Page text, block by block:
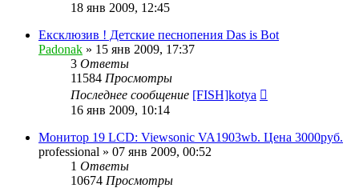
18 янв 2009, 12:45
Ексклюзив ! Детские песнопения Das is Bot
Padonak » 15 янв 2009, 17:37
3 Ответы
11584 Просмотры
Последнее сообщение [FISH]kotya
16 янв 2009, 10:14
Монитор 19 LCD: Viewsonic VA1903wb. Цена 3000руб.
professional » 07 янв 2009, 00:52
1 Ответы
10674 Просмотры